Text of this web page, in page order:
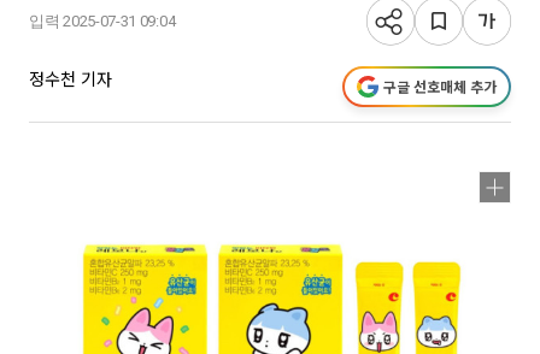
입력 2025-07-31 09:04
정수천 기자 구글 선호매체 추가